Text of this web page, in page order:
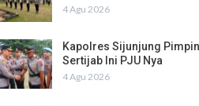
4 Agu 2026
Kapolres Sijunjung
Sertijab Ini PJU Nya
4 Agu 2026